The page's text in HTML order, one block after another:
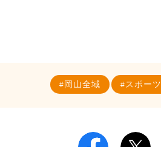
岡山全域 スポーツ